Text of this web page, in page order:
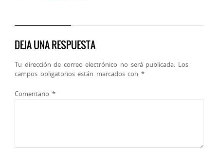
DEJA UNA RESPUESTA
Tu dirección de correo electrónico no será publicada. Los
campos obligatorios están marcados con *
Comentario *